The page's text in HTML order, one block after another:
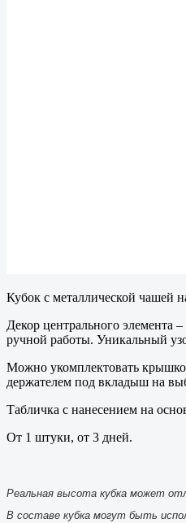
Кубок с металлической чашей
Декор центрального элемента
ручной работы. Уникальный
Можно укомплектовать
держателем под вкладыш на
Табличка с нанесением на
От 1 штуки, от 3 дней.
Реальная высота кубка может
В составе кубка могут быть